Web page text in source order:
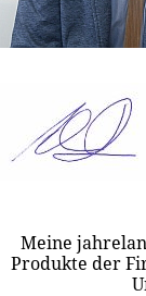
Meine
Produkte der